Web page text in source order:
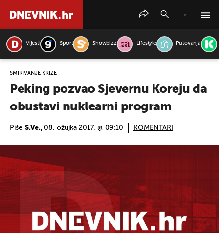
Vijesti Sport Showbizz Lifestyle Putovanja
SMIRIVANJE KRIZE
Peking pozvao Sjevernu Koreju da
obustavi nuklearni program
Piše S.Ve., 08. ožujka 2017. @ 09:10 KOMENTARI
PRETRAŽITE VIJESTI